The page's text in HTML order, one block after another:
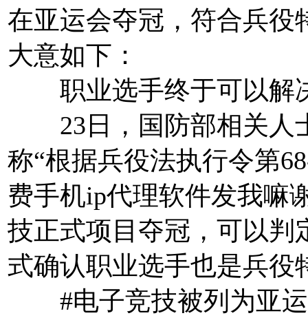
在亚运会夺冠，符合兵役
大意如下：
职业选手终于可以解
23日，国防部相关人
称“根据兵役法执行令第
费手机ip代理软件发我嘛
技正式项目夺冠，可以判
式确认职业选手也是兵役
#电子竞技被列为亚运